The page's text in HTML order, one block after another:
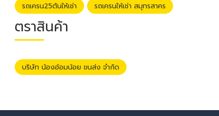
รถเครน25ตันให้เช่า รถเครนให้เช่า สมุทรสาคร
ตราสินค้า
บริษัท น้องอ้อมน้อย ขนส่ง จำกัด